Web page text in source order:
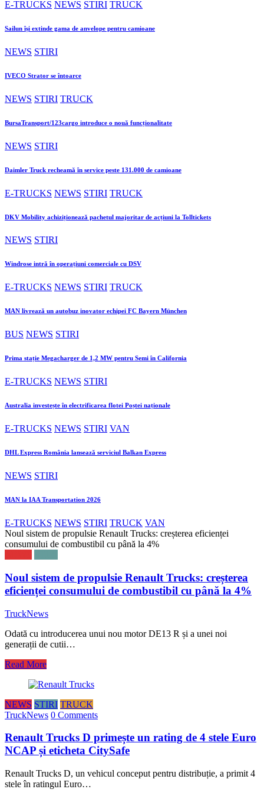
E-TRUCKS NEWS STIRI TRUCK
Sailun își extinde gama de anvelope pentru camioane
NEWS STIRI
IVECO Strator se întoarce
NEWS STIRI TRUCK
BursaTransport/123cargo introduce o nouă funcționalitate
NEWS STIRI
Daimler Truck recheamă în service peste 131.000 de camioane
E-TRUCKS NEWS STIRI TRUCK
DKV Mobility achiziționează pachetul majoritar de acțiuni la Tolltickets
NEWS STIRI
Windrose intră în operațiuni comerciale cu DSV
E-TRUCKS NEWS STIRI TRUCK
MAN livrează un autobuz inovator echipei FC Bayern München
BUS NEWS STIRI
Prima stație Megacharger de 1,2 MW pentru Semi în California
E-TRUCKS NEWS STIRI
Australia investește în electrificarea flotei Poștei naționale
E-TRUCKS NEWS STIRI VAN
DHL Express România lansează serviciul Balkan Express
NEWS STIRI
MAN la IAA Transportation 2026
E-TRUCKS NEWS STIRI TRUCK VAN
Noul sistem de propulsie Renault Trucks: creșterea eficienței
consumului de combustibil cu până la 4%
Noul sistem de propulsie Renault Trucks: creșterea
eficienței consumului de combustibil cu până la 4%
TruckNews
Odată cu introducerea unui nou motor DE13 R și a unei noi
generații de cutii…
Read More
NEWS STIRI TRUCK
TruckNews 0 Comments
Renault Trucks D primește un rating de 4 stele Euro
NCAP și eticheta CitySafe
Renault Trucks D, un vehicul conceput pentru distribuție, a primit 4
stele în ratingul Euro…